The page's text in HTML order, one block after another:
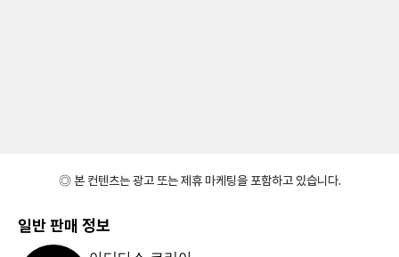
◎ 본 컨텐츠는 광고 또는 제휴 마케팅을 포함하고 있습니다.
일반 판매 정보